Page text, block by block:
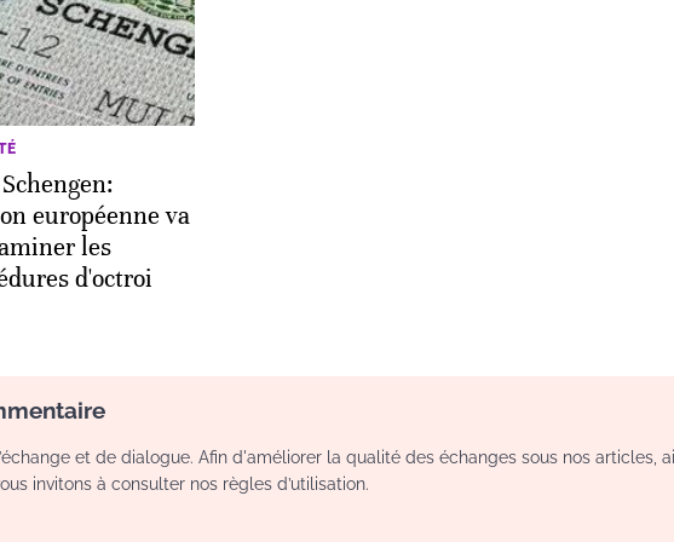
européenne va
les
d'octroi
et de dialogue. Afin d'améliorer la qualité des échanges sous nos articles,
invitons à consulter nos règles d’utilisation.